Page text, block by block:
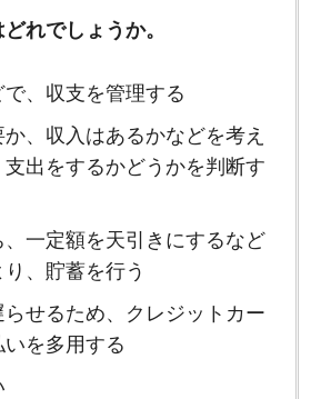
れでしょうか。
、収支を管理する
、収入はあるかなどを考え
支出をするかどうかを判断す
、一定額を天引きにするなど
、貯蓄を行う
せるため、クレジットカー
いを多用する